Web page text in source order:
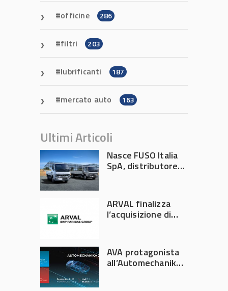
officine 286
filtri 203
lubrificanti 187
mercato auto 163
Ultimi Articoli
Nasce FUSO Italia
SpA, distributore
ARVAL finalizza
l’acquisizione di
AVA protagonista
all’Automechanika